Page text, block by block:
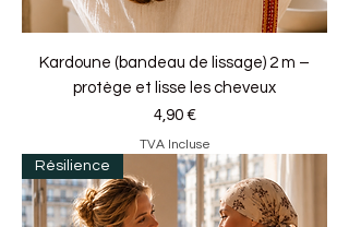
Kardoune (bandeau de lissage) 2 m –
protège et lisse les cheveux
Prix
4,90 €
TVA Incluse
Résilience